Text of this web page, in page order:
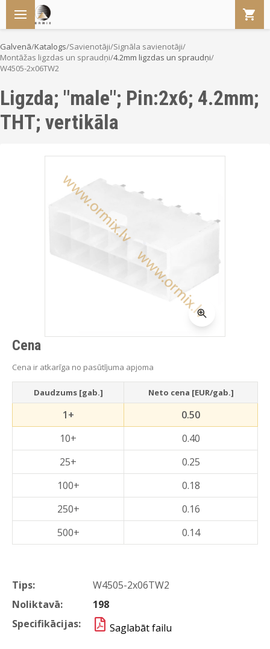
Galvenā/Katalogs/Savienotāji/Signāla savienotāji/
Montāžas ligzdas un spraudņi/4.2mm ligzdas un spraudņi/
W4505-2x06TW2
Ligzda; "male"; Pin:2x6; 4.2mm;
THT; vertikāla
Tips:
W4505-2x06TW2
Noliktavā:
198
Specifikācijas:
Saglabāt failu
Cena
Cena ir atkarīga no pasūtījuma apjoma
Daudzums [gab.] Neto cena [EUR/gab.]
1+
0.50
10+
0.40
25+
0.25
100+
0.18
250+
0.16
500+
0.14